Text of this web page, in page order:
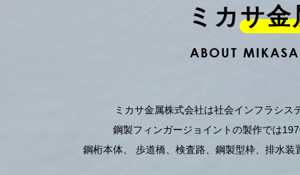
ミカサ
ABOUT
ミカサ金属株式会社は社会インフラシス
鋼製フィンガージョイントの製作では
鋼桁本体、 歩道橋、検査路、鋼製型枠、排水装